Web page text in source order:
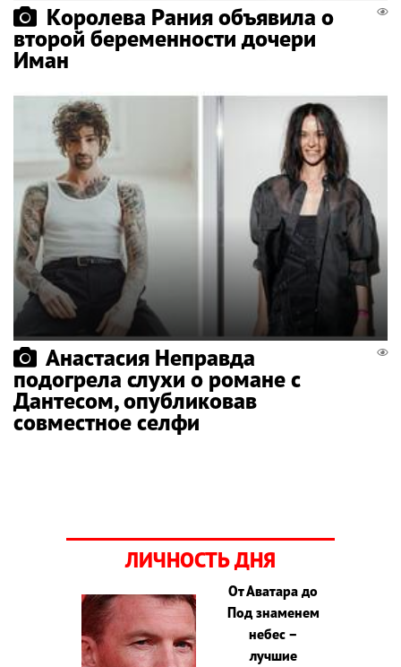
Королева Рания объявила о
второй беременности дочери
Иман
Анастасия Неправда
подогрела слухи о романе с
Дантесом, опубликовав
совместное селфи
ЛИЧНОСТЬ ДНЯ
От Аватара до
Под знаменем
небес –
лучшие